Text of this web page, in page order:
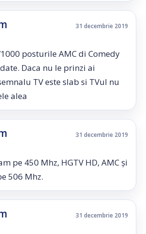
31 decembrie 2019
posturile AMC di Comedy
Daca nu le prinzi ai
TV este slab si TVul nu
alea
31 decembrie 2019
pe 450 Mhz, HGTV HD, AMC și
506 Mhz.
31 decembrie 2019